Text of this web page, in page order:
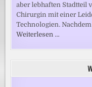
aber lebhaften Stadtteil
Chirurgin mit einer
Technologien.
Weiterlesen …